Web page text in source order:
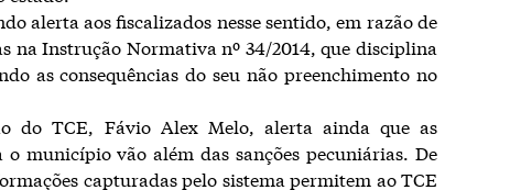
alerta aos fiscalizados nesse sentido, em razão de
na Instrução Normativa nº 34/2014, que disciplina
as consequências do seu não preenchimento no
do TCE, Fávio Alex Melo, alerta ainda que as
o município vão além das sanções pecuniárias. De
capturadas pelo sistema permitem ao TCE